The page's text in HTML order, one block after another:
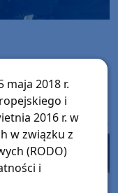
gdy ta przed
przez
maja 2018 r.
i
2016 r. w
w związku z
(RODO)
i